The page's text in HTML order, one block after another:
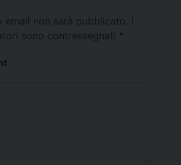
email non sarà pubblicato.
sono contrassegnati *